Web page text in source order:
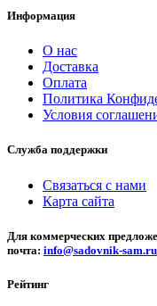
Информация
О нас
Доставка
Оплата
Политика
Условия
Служба поддержки
Связаться с нами
Карта сайта
Для коммерческих
почта: info@sadovnik-sam.ru
Рейтинг